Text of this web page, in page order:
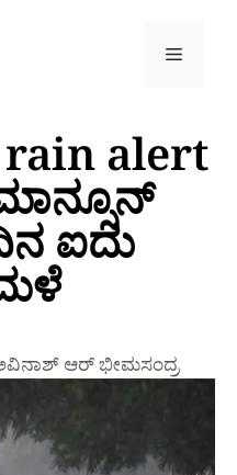
alert
ಐದು
ಆರ್‌ ಭೀಮಸಂದ್ರ